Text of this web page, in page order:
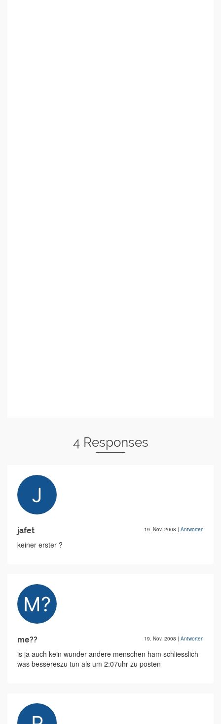
4 Responses
jafet 19. Nov. 2008 | Antworten
keiner erster ?
me?? 19. Nov. 2008 | Antworten
is ja auch kein wunder andere menschen ham schliesslich
was bessereszu tun als um 2:07uhr zu posten